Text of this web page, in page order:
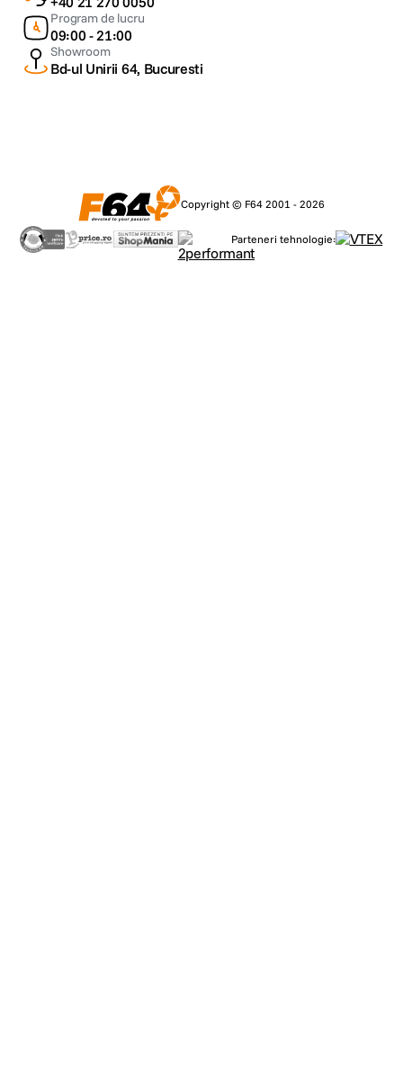
Focus peaking
Program de lucru
09:00 - 21:00
Showroom
Bd-ul Unirii 64, Bucuresti
Copyright © F64 2001 - 2026
Parteneri tehnologie: